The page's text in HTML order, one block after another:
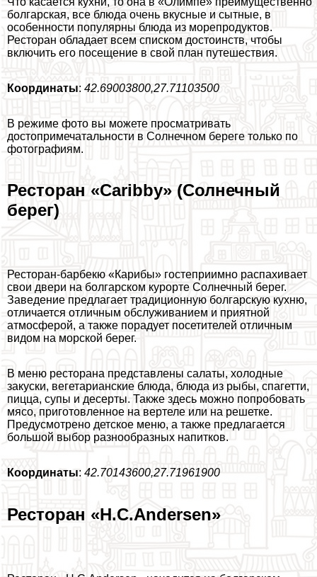
болгарская, все блюда очень вкусные и сытные, в
особенности популярны блюда из морепродуктов.
Ресторан обладает всем списком достоинств, чтобы
включить его посещение в свой план путешествия.
Координаты: 42.69003800,27.71103500
В режиме фото вы можете просматривать
достопримечатальности в Солнечном береге только по
фотографиям.
Ресторан «Caribby» (Солнечный
берег)
Ресторан-барбекю «Карибы» гостеприимно распахивает
свои двери на болгарском курорте Солнечный берег.
Заведение предлагает традиционную болгарскую кухню,
отличается отличным обслуживанием и приятной
атмосферой, а также порадует посетителей отличным
видом на морской берег.
В меню ресторана представлены салаты, холодные
закуски, вегетарианские блюда, блюда из рыбы, спагетти,
пицца, супы и десерты. Также здесь можно попробовать
мясо, приготовленное на вертеле или на решетке.
Предусмотрено детское меню, а также предлагается
большой выбор разнообразных напитков.
Координаты: 42.70143600,27.71961900
Ресторан «H.C.Andersen»